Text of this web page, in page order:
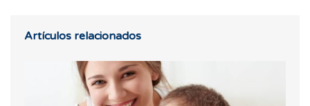
Artículos relacionados